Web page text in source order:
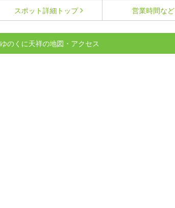
スポット詳細 トップ 営業時間など
ゆのくに天祥の地図・アクセス